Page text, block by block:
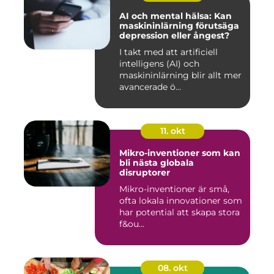
AI och mental hälsa: Kan
maskininlärning förutsäga
depression eller ångest?
I takt med att artificiell
intelligens (AI) och
maskininlärning blir allt mer
avancerade ö...
11. okt
Mikro-inventioner som kan
bli nästa globala
disruptorer
Mikro-inventioner är små,
ofta lokala innovationer som
har potential att skapa stora
f&ou...
08. okt